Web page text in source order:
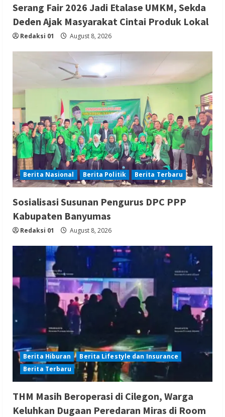
Serang Fair 2026 Jadi Etalase UMKM, Sekda
Deden Ajak Masyarakat Cintai Produk Lokal
Redaksi 01 August 8, 2026
Berita Nasional Berita Politik Berita Terbaru
Sosialisasi Susunan Pengurus DPC PPP
Kabupaten Banyumas
Redaksi 01 August 8, 2026
Berita Hiburan
Berita Lifestyle dan Insurance
Berita Terbaru
THM Masih Beroperasi di Cilegon, Warga
Keluhkan Dugaan Peredaran Miras di Room